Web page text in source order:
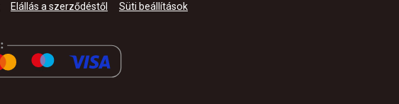
Elállás a szerződéstől Süti beállítások